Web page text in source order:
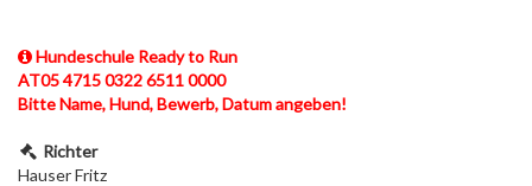
Hundeschule Ready to Run
AT05 4715 0322 6511 0000
Bitte Name, Hund, Bewerb, Datum angeben!
Richter
Hauser Fritz